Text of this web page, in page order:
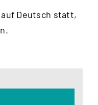
Deutsch statt,